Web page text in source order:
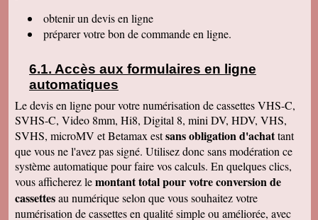
Christophe M.
Nous avons bien reçu les K7 et le disque dur.
Nous sommes ravis et très émus de revoir tout
ce passé, ces images de nos filles petites, il y
a plus de 20 ans, et de notre mariage... Merci
infiniment. Bien cordialement PS / je ne
manquerai pas de recommander votre
entreprise.
J'ai bien reçu la K7 et les DVD, c'est parfait.
Merci
Cécile B.
J'ai bien reçu le DVD et le son est parfait. Je
vous remercie de vos efforts. Bien cordialement
obtenir un devis en ligne
préparer votre bon de commande en ligne.
Accès aux formulaires en ligne
automatiques
Le devis en ligne pour votre numérisation de cassettes VHS-C,
SVHS-C, Video 8mm, Hi8, Digital 8, mini DV, HDV, VHS,
SVHS, microMV et Betamax estsans obligation d'achattant
que vous ne l'avez pas signé. Utilisez donc sans modération ce
système automatique pour faire vos calculs. En quelques clics,
vous afficherez lemontant total pour votre conversion de
cassettesau numérique selon que vous souhaitez votre
numérisation de cassettes en qualité simple ou améliorée, avec